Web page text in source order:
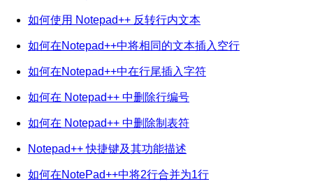
如何使用 Notepad++ 反转行内文本
如何在Notepad++中将相同的文本插入空行
如何在Notepad++中在行尾插入字符
如何在 Notepad++ 中删除行编号
如何在 Notepad++ 中删除制表符
Notepad++ 快捷键及其功能描述
如何在NotePad++中将2行合并为1行